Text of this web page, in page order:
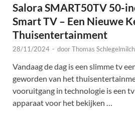
Salora SMART50TV 50-
Smart TV – Een Nieuwe
Thuisentertainment
28/11/2024 - doorThomas Schlegelmilch
Vandaag de dag is een slimme tv
geworden van het
vooruitgang in technologie is een
apparaat voor het bekijken …